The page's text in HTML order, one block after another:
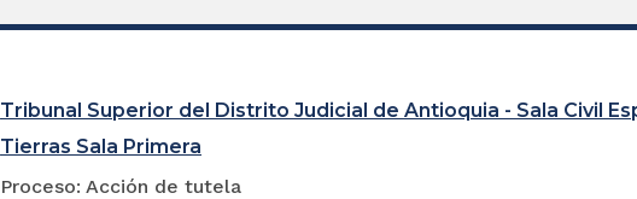
Tribunal Superior del Distrito Judicial de Antioquia - Sala Civil
Tierras Sala Primera
Proceso: Acción de tutela